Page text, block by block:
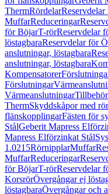
ThermRördelar
MuffarReduceringar
för BöjarT-rörReservdelar
löstagbaraReservdelar för
anslutningar, löstagbara
anslutningar, löstagbara
Kompensatorer
Förslutningar
Värmeanslutningar
ThermSkyddskåpor med
flänskopplingarFästen för
StålGeberit Mapress
Mapress Elförzinkat Stål
1.0215RörnipplarMuffar
MuffarReduceringar
för BöjarT-rörReservdelar
KorsrörÖvergångar ej
löstagbaraÖvergångar och